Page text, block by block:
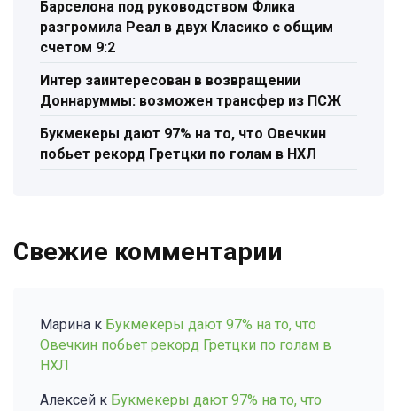
Барселона под руководством Флика
разгромила Реал в двух Класико с общим
счетом 9:2
Интер заинтересован в возвращении
Доннаруммы: возможен трансфер из ПСЖ
Букмекеры дают 97% на то, что Овечкин
побьет рекорд Гретцки по голам в НХЛ
Свежие комментарии
Марина к Букмекеры дают 97% на то, что
Овечкин побьет рекорд Гретцки по голам в
НХЛ
Алексей к Букмекеры дают 97% на то, что